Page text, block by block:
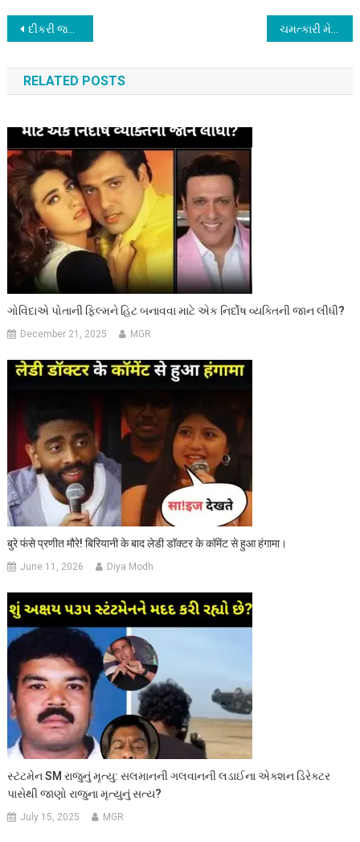
Post
navigation
દીકરી જન્મી તો ખુશી કઈક આ રીતે મનાવી, જાણીને નવાઇ લાગશે, એક લાઈક આ યુગલ માટે
RELATED POSTS
ગોવિંદાએ પોતાની ફિલ્મને હિટ બનાવવા માટે એક નિર્દોષ વ્યક્તિની જાન લીધી?
December 21, 2025 MGR
बुरे फंसे प्रणीत मौरे! बिरियानी के बाद लेडी डॉक्टर के कॉमेंट से हुआ हंगामा।
June 11, 2026 Diya Modh
સ્ટંટમેન SM રાજુનું મૃત્યુ: સલમાનની ગલવાનની લડાઈના એક્શન ડિરેક્ટર
પાસેથી જાણો રાજુના મૃત્યુનું સત્ય?
July 15, 2025 MGR